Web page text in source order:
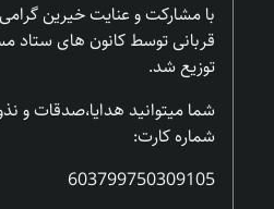
قربانی توسط کانون های ستاد
توزیع شد.
شما میتوانید هدایا،صدقات و
شماره کارت:
603799750309105